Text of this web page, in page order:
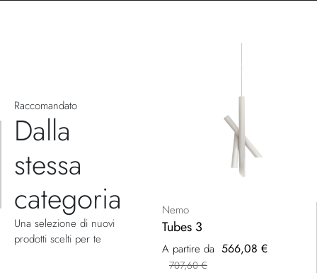
Raccomandato
Dalla
stessa
categoria
Una selezione di nuovi
prodotti scelti per te
Nemo
Tubes 3
A partire da 566,08 €
707,60 €